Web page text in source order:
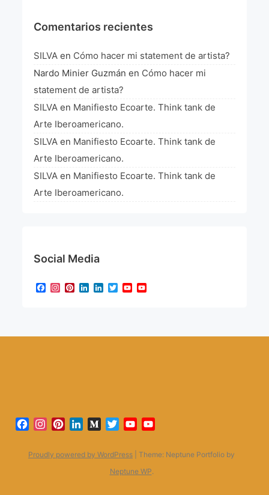
Association Paris
Fundación Colombia
Blog
Comentarios recientes
SILVA en Cómo hacer mi statement de artista?
Nardo Minier Guzmán en Cómo hacer mi
statement de artista?
SILVA en Manifiesto Ecoarte. Think tank de
Arte Iberoamericano.
SILVA en Manifiesto Ecoarte. Think tank de
Arte Iberoamericano.
SILVA en Manifiesto Ecoarte. Think tank de
Arte Iberoamericano.
Social Media
Facebook
Instagram
Pinterest
LinkedIn
LinkedIn
TwitterYouTube
Facebook
Instagram
PinterestLinkedInMediumTwitterYouTube
Proudly powered by WordPress
Theme: Neptune Portfolio by
Neptune WP.